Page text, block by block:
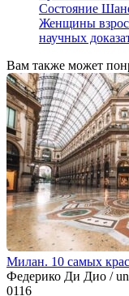
Состояние
Женщины
научных
Вам также может
Милан. 10 самых
Федерико Ди Дио /
0116